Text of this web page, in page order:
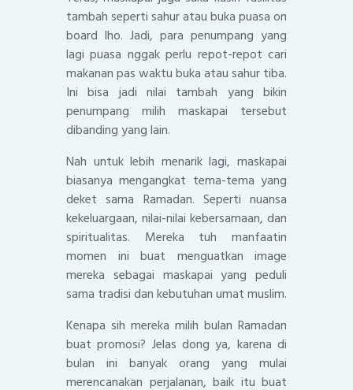
tambah seperti sahur atau buka puasa on
board lho. Jadi, para penumpang yang
lagi puasa nggak perlu repot-repot cari
makanan pas waktu buka atau sahur tiba.
Ini bisa jadi nilai tambah yang bikin
penumpang milih maskapai tersebut
dibanding yang lain.
Nah untuk lebih menarik lagi, maskapai
biasanya mengangkat tema-tema yang
deket sama Ramadan. Seperti nuansa
kekeluargaan, nilai-nilai kebersamaan, dan
spiritualitas. Mereka tuh manfaatin
momen ini buat menguatkan image
mereka sebagai maskapai yang peduli
sama tradisi dan kebutuhan umat muslim.
Kenapa sih mereka milih bulan Ramadan
buat promosi? Jelas dong ya, karena di
bulan ini banyak orang yang mulai
merencanakan perjalanan, baik itu buat